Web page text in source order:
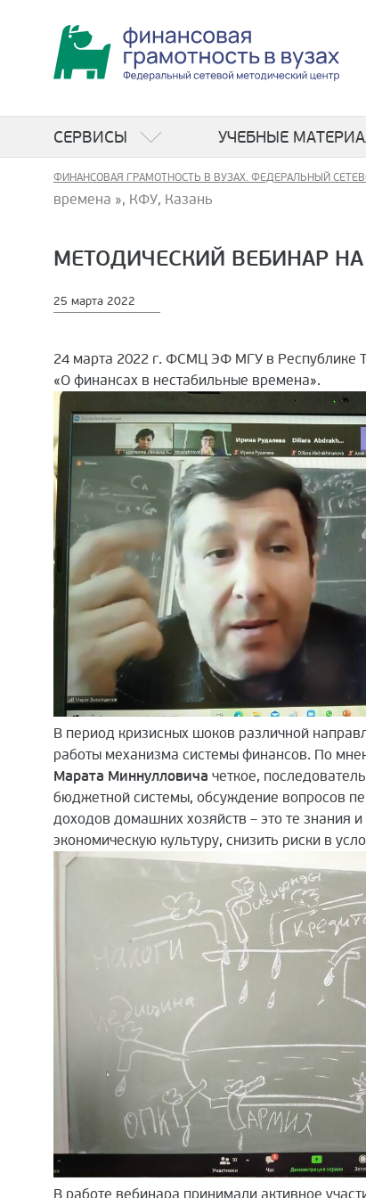
СЕРВИСЫ УЧЕБНЫЕ
ФИНАНСОВАЯ ГРАМОТНОСТЬ В ВУЗАХ. ФЕДЕРАЛЬНЫЙ
времена », КФУ, Казань
МЕТОДИЧЕСКИЙ ВЕБИНАР
25 марта 2022
24 марта 2022 г. ФСМЦ ЭФ МГУ в Республике
«О финансах в нестабильные времена».
В период кризисных шоков различной
работы механизма системы финансов. По
Марата Миннулловича четкое,
бюджетной системы, обсуждение вопросов
доходов домашних хозяйств – это те знания
экономическую культуру, снизить риски в